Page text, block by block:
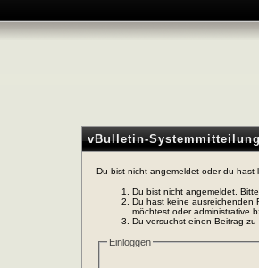
vBulletin-
Du bist nicht angemeldet oder du
Du bist nicht angemeldet.
Du hast keine ausreichenden
möchtest oder administrative
Du versuchst einen Beitrag
Einloggen